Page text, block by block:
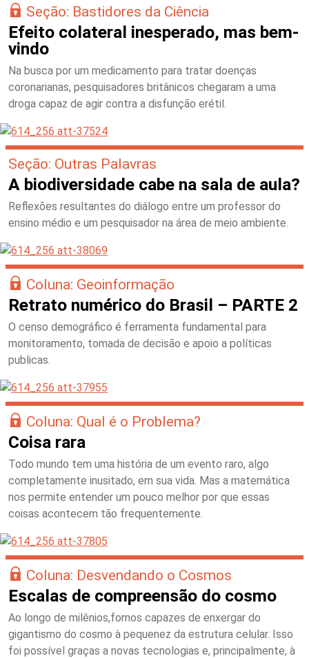
Seção: Bastidores da Ciência
Efeito colateral inesperado, mas bem-
vindo
Na busca por um medicamento para tratar doenças
coronarianas, pesquisadores britânicos chegaram a uma
droga capaz de agir contra a disfunção erétil.
Seção: Outras Palavras
A biodiversidade cabe na sala de aula?
Reflexões resultantes do diálogo entre um professor do
ensino médio e um pesquisador na área de meio ambiente.
Coluna: Geoinformação
Retrato numérico do Brasil – PARTE 2
O censo demográfico é ferramenta fundamental para
monitoramento, tomada de decisão e apoio a políticas
publicas.
Coluna: Qual é o Problema?
Coisa rara
Todo mundo tem uma história de um evento raro, algo
completamente inusitado, em sua vida. Mas a matemática
nos permite entender um pouco melhor por que essas
coisas acontecem tão frequentemente.
Coluna: Desvendando o Cosmos
Escalas de compreensão do cosmo
Ao longo de milênios,fomos capazes de enxergar do
gigantismo do cosmo à pequenez da estrutura celular. Isso
foi possível graças a novas tecnologias e, principalmente, à